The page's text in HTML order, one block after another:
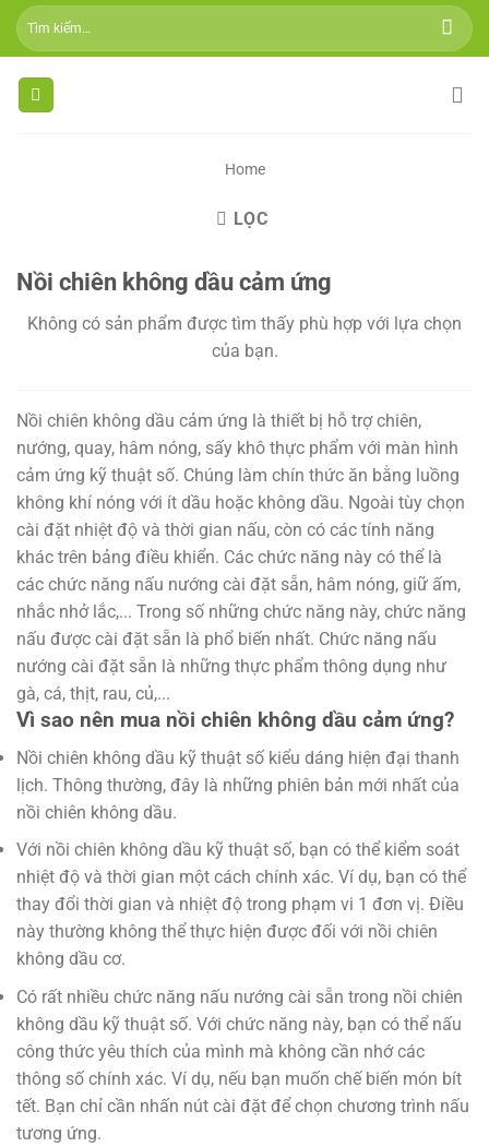
Skip
Tìm
kiếm:
Home
LỌC
Nồi chiên không dầu cảm ứng
Không có sản phẩm được tìm thấy phù hợp với lựa chọn
của bạn.
Nồi chiên không dầu cảm ứng là thiết bị hỗ trợ chiên,
nướng, quay, hâm nóng, sấy khô thực phẩm với màn hình
cảm ứng kỹ thuật số. Chúng làm chín thức ăn bằng luồng
không khí nóng với ít dầu hoặc không dầu. Ngoài tùy chọn
cài đặt nhiệt độ và thời gian nấu, còn có các tính năng
khác trên bảng điều khiển. Các chức năng này có thể là
các chức năng nấu nướng cài đặt sẵn, hâm nóng, giữ ấm,
nhắc nhở lắc,... Trong số những chức năng này, chức năng
nấu được cài đặt sẵn là phổ biến nhất. Chức năng nấu
nướng cài đặt sẵn là những thực phẩm thông dụng như
gà, cá, thịt, rau, củ,...
Vì sao nên mua nồi chiên không dầu cảm ứng?
Nồi chiên không dầu kỹ thuật số kiểu dáng hiện đại thanh
lịch. Thông thường, đây là những phiên bản mới nhất của
nồi chiên không dầu.
Với nồi chiên không dầu kỹ thuật số, bạn có thể kiểm soát
nhiệt độ và thời gian một cách chính xác. Ví dụ, bạn có thể
thay đổi thời gian và nhiệt độ trong phạm vi 1 đơn vị. Điều
này thường không thể thực hiện được đối với nồi chiên
không dầu cơ.
Có rất nhiều chức năng nấu nướng cài sẵn trong nồi chiên
không dầu kỹ thuật số. Với chức năng này, bạn có thể nấu
công thức yêu thích của mình mà không cần nhớ các
thông số chính xác. Ví dụ, nếu bạn muốn chế biến món bít
tết. Bạn chỉ cần nhấn nút cài đặt để chọn chương trình nấu
tương ứng.